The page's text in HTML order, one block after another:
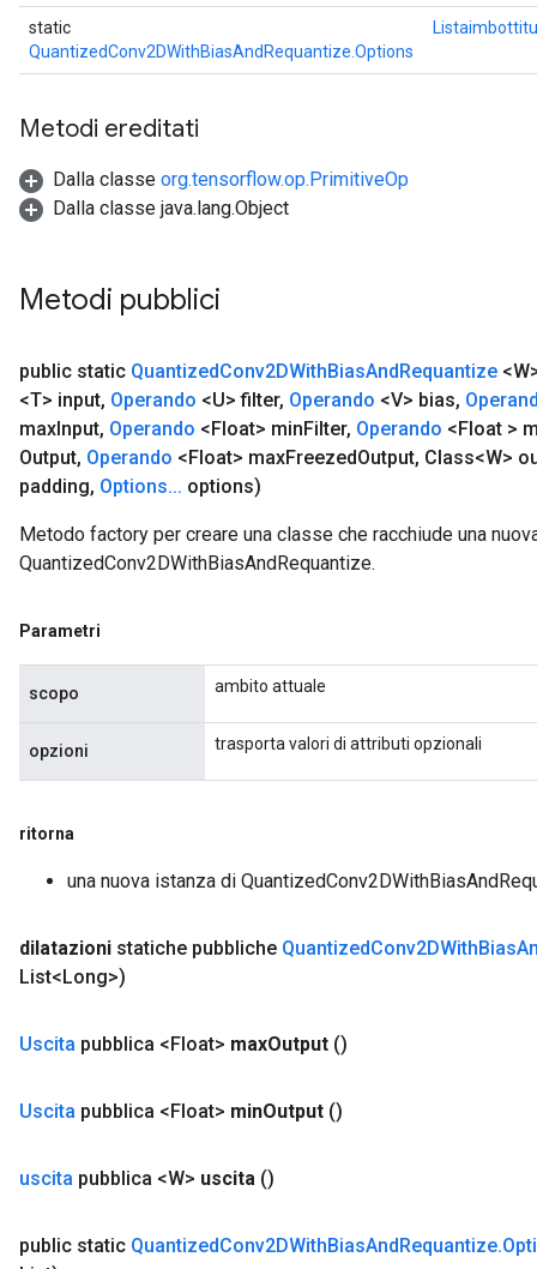
static
QuantizedConv2DWithBiasAndRequantize.Options
Metodi ereditati
Dalla classe org.tensorflow.op.PrimitiveOp
Dalla classe java.lang.Object
Metodi pubblici
public static QuantizedConv2DWithBiasAndRequantize
<T> input, Operando <U> filter, Operando <V> bias,
maxInput, Operando <Float> minFilter, Operando <Float >
Output, Operando <Float> maxFreezedOutput, Class<W>
padding, Options... options)
Metodo factory per creare una classe che racchiude una
QuantizedConv2DWithBiasAndRequantize.
Parametri
scopo ambito attuale
opzioni trasporta valori di attributi opzionali
ritorna
una nuova istanza di
dilatazioni statiche pubbliche QuantizedConv2DWithBias
List<Long>)
Uscita pubblica <Float> maxOutput ()
Uscita pubblica <Float> minOutput ()
uscita pubblica <W> uscita ()
public static QuantizedConv2DWithBiasAndRequantize.